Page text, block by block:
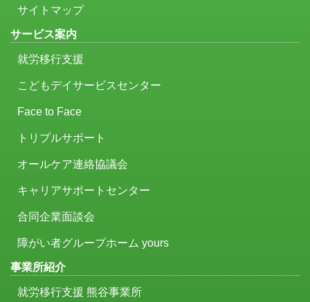
サイトマップ
サービス案内
就労移行支援
こどもデイサービスセンター
Face to Face
トリプルサポート
オールケア連絡協議会
キャリアサポートセンター
合同企業面談会
障がい者グループホーム yours
事業所紹介
就労移行支援 熊谷事業所